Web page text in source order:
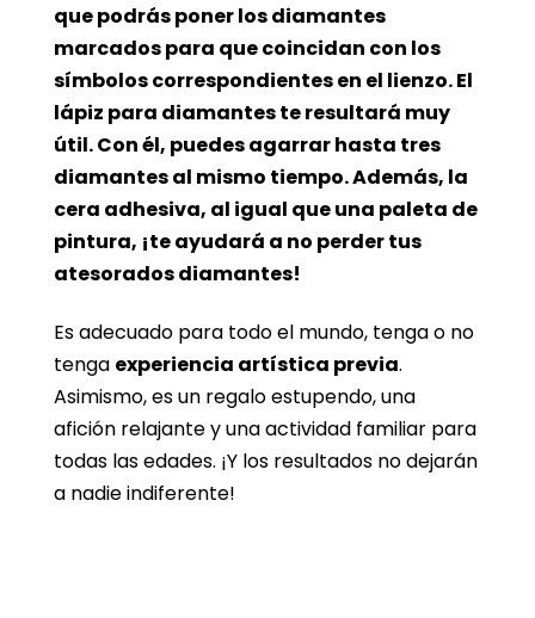
que podrás poner los diamantes
marcados para que coincidan con los
símbolos correspondientes en el lienzo. El
lápiz para diamantes te resultará muy
útil. Con él, puedes agarrar hasta tres
diamantes al mismo tiempo. Además, la
cera adhesiva, al igual que una paleta de
pintura, ¡te ayudará a no perder tus
atesorados diamantes!
Es adecuado para todo el mundo, tenga o no
tenga experiencia artística previa.
Asimismo, es un regalo estupendo, una
afición relajante y una actividad familiar para
todas las edades. ¡Y los resultados no dejarán
a nadie indiferente!